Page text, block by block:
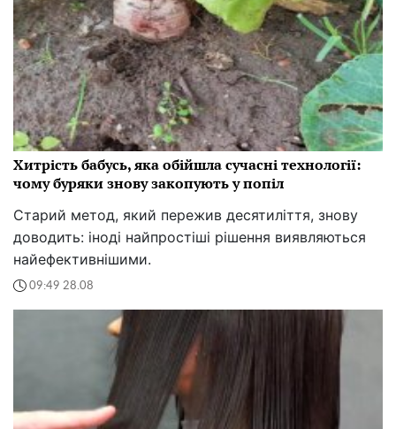
Хитрість бабусь, яка обійшла сучасні технології:
чому буряки знову закопують у попіл
Старий метод, який пережив десятиліття, знову
доводить: іноді найпростіші рішення виявляються
найефективнішими.
09:49 28.08